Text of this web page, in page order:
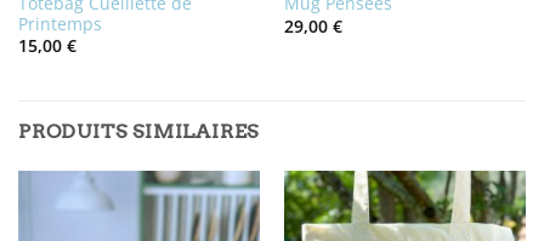
Printemps
15,00 €
29,00 €
PRODUITS SIMILAIRES